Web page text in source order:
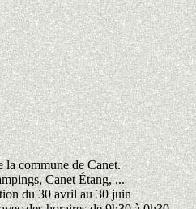
la commune de Canet.
Canet Étang, ...
du 30 avril au 30 juin